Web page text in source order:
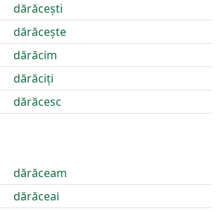
dărăcești
dărăcește
dărăcim
dărăciți
dărăcesc
dărăceam
dărăceai